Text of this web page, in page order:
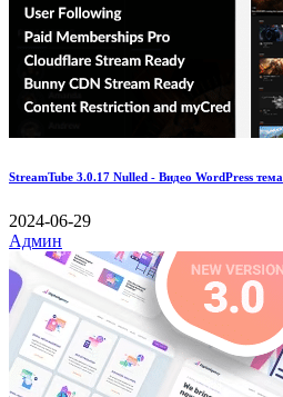
StreamTube 3.0.17 Nulled - Видео WordPress тема
2024-06-29
Админ